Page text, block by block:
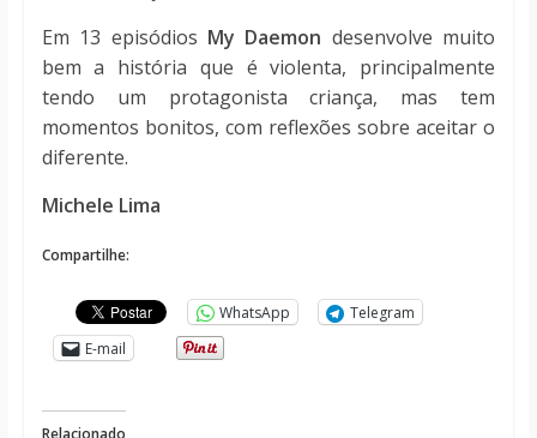
Em 13 episódios My Daemon desenvolve muito
bem a história que é violenta, principalmente
tendo um protagonista criança, mas tem
momentos bonitos, com reflexões sobre aceitar o
diferente.
Michele Lima
Compartilhe:
WhatsApp
Telegram
E-mail
Relacionado